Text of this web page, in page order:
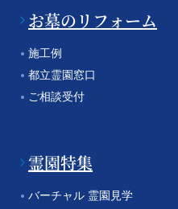
お墓のリフォーム
施工例
都立霊園窓口
ご相談受付
霊園特集
バーチャル 霊園見学